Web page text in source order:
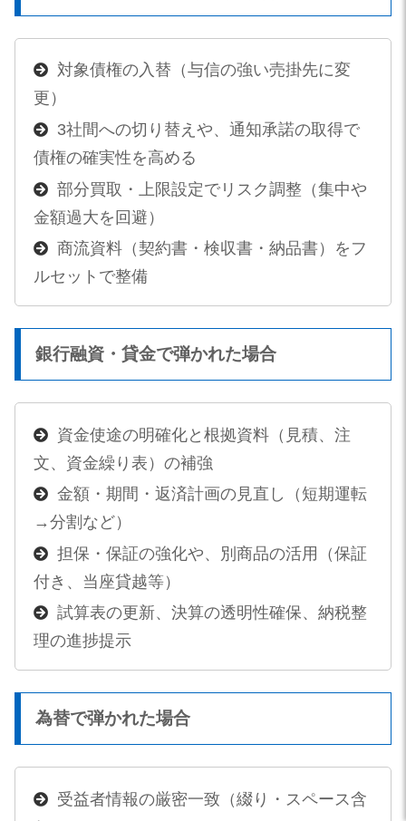
対象債権の入替（与信の強い売掛先に変
更）
3社間への切り替えや、通知承諾の取得で
債権の確実性を高める
部分買取・上限設定でリスク調整（集中や
金額過大を回避）
商流資料（契約書・検収書・納品書）をフ
ルセットで整備
銀行融資・貸金で弾かれた場合
資金使途の明確化と根拠資料（見積、注
文、資金繰り表）の補強
金額・期間・返済計画の見直し（短期運転
→分割など）
担保・保証の強化や、別商品の活用（保証
付き、当座貸越等）
試算表の更新、決算の透明性確保、納税整
理の進捗提示
為替で弾かれた場合
受益者情報の厳密一致（綴り・スペース含